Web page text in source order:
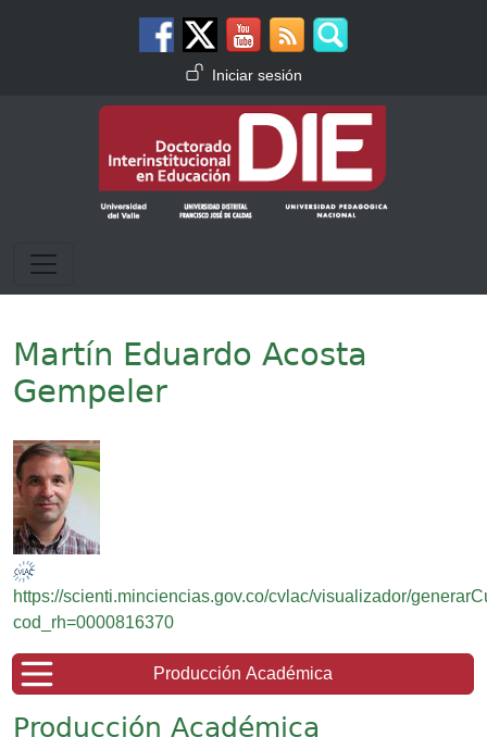
Menú de cuenta de usuario
Iniciar sesión
Martín Eduardo Acosta
Gempeler
Imagen
https://scienti.minciencias.gov.co/cvlac/visualizador/
cod_rh=0000816370
Producción Académica
Producción Académica